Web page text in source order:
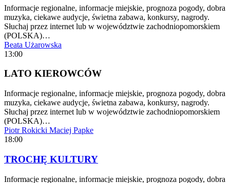
Informacje regionalne, informacje miejskie, prognoza pogody, dobra
muzyka, ciekawe audycje, świetna zabawa, konkursy, nagrody.
Słuchaj przez internet lub w województwie zachodniopomorskiem
(POLSKA)…
Beata Użarowska
13:00
LATO KIEROWCÓW
Informacje regionalne, informacje miejskie, prognoza pogody, dobra
muzyka, ciekawe audycje, świetna zabawa, konkursy, nagrody.
Słuchaj przez internet lub w województwie zachodniopomorskiem
(POLSKA)…
Piotr Rokicki Maciej Papke
18:00
TROCHĘ KULTURY
Informacje regionalne, informacje miejskie, prognoza pogody, dobra